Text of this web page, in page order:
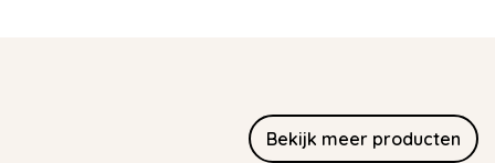
Bekijk meer producten